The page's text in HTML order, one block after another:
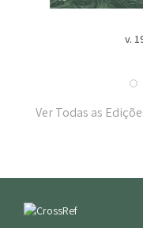
v.
Ver Todas as